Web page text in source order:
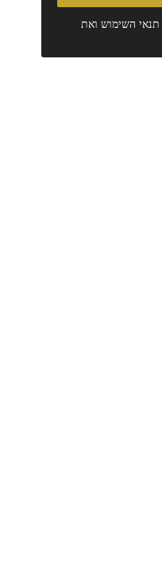
תנאי השימושואת